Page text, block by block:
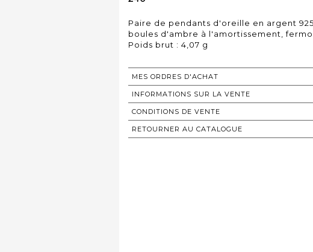
Paire de pendants d'oreille en argent
boules d'ambre à l'amortissement,
Poids brut : 4,07 g
MES ORDRES D'ACHAT
INFORMATIONS SUR LA VENTE
CONDITIONS DE VENTE
RETOURNER AU CATALOGUE